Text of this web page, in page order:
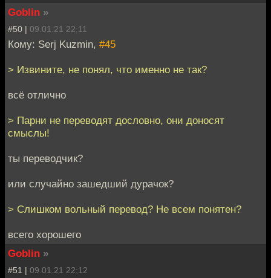
Goblin »
#50 | 09.01.21 22:11
Кому: Serj Kuzmin, #45
> Извините, не понял, что именно не так?
всё отлично
> Парни не переводят дословно, они доносят
смыслы!
ты переводчик?
или случайно зашедший дурачок?
> Слишком вольный перевод? Не всем понятен?
всего хорошего
Goblin »
#51 | 09.01.21 22:12